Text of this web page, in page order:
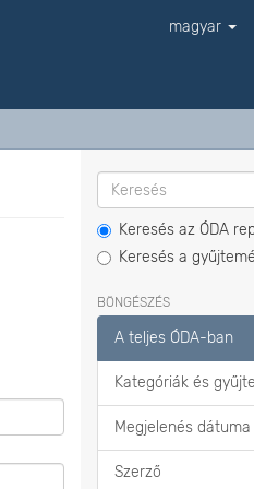
magyar
Keresés az ÓDA
Keresés a
BÖNGÉSZÉS
A teljes ÓDA-ban
Kategóriák és
Megjelenés dátuma
Szerző